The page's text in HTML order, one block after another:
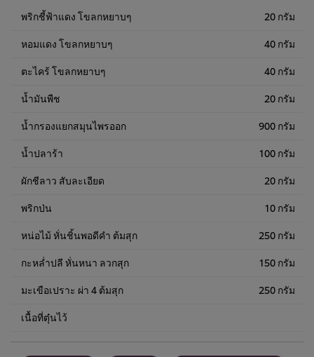
พริกชี้ฟ้าแดง โขลกหยาบๆ 20 กรัม
หอมแดง โขลกหยาบๆ 40 กรัม
ตะไคร้ โขลกหยาบๆ 40 กรัม
น้ำมันพืช 20 กรัม
น้ำกรองแยกสมุนไพรออก 900 กรัม
น้ำปลาร้า 100 กรัม
ผักชีลาว สับละเอียด 20 กรัม
พริกป่น 10 กรัม
หน่อไม้ หั่นชิ้นพอดีคำ ต้มสุก 250 กรัม
กะหล่ำปลี หั่นหนา ลวกสุก 150 กรัม
มะเขือเปราะ ผ่า 4 ต้มสุก 250 กรัม
เนื้อที่ตุ๋นไว้